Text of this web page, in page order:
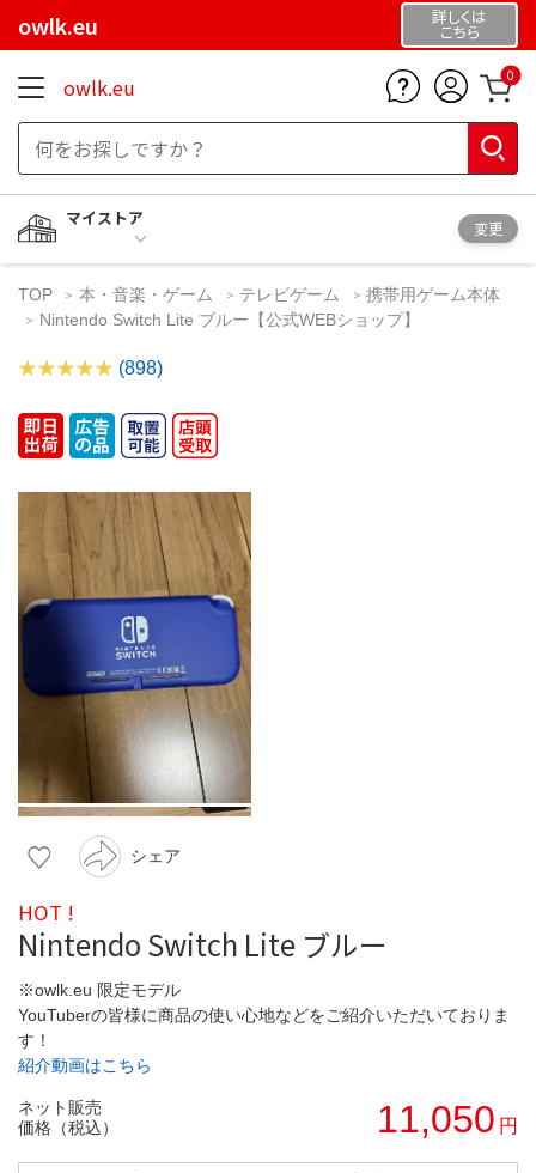
owlk.eu 詳しくは
こちら
owlk.eu 0
マイストア
変更
TOP 本・音楽・ゲーム テレビゲーム
携帯用ゲーム本体
Nintendo Switch Lite ブルー【公式WEBショップ】
(898)
シェア
HOT !
Nintendo Switch Lite ブルー
※owlk.eu 限定モデル
YouTuberの皆様に商品の使い心地などをご紹介いただいておりま
す！
紹介動画はこちら
ネット販売
価格（税込）
11,050 円